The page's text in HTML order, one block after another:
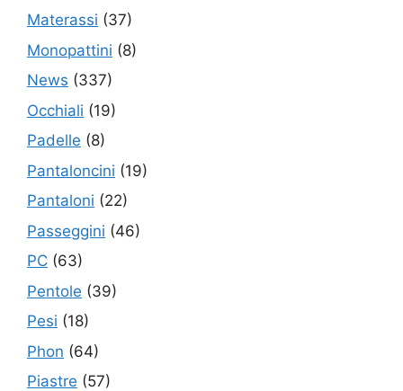
Materassi (37)
Monopattini (8)
News (337)
Occhiali (19)
Padelle (8)
Pantaloncini (19)
Pantaloni (22)
Passeggini (46)
PC (63)
Pentole (39)
Pesi (18)
Phon (64)
Piastre (57)